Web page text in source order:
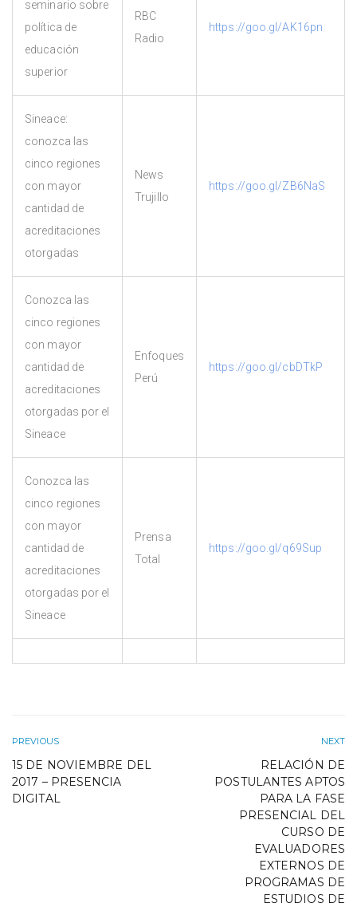
seminario sobre
política de
educación
superior
RBC
Radio
https://goo.gl/AK16pn
Sineace:
conozca las
cinco regiones
con mayor
cantidad de
acreditaciones
otorgadas
News
Trujillo
https://goo.gl/ZB6NaS
Conozca las
cinco regiones
con mayor
cantidad de
acreditaciones
otorgadas por el
Sineace
Enfoques
Perú
https://goo.gl/cbDTkP
Conozca las
cinco regiones
con mayor
cantidad de
acreditaciones
otorgadas por el
Sineace
Prensa
Total
https://goo.gl/q69Sup
PREVIOUS
15 DE NOVIEMBRE DEL
2017 – PRESENCIA
DIGITAL
NEXT
RELACIÓN DE
POSTULANTES APTOS
PARA LA FASE
PRESENCIAL DEL
CURSO DE
EVALUADORES
EXTERNOS DE
PROGRAMAS DE
ESTUDIOS DE